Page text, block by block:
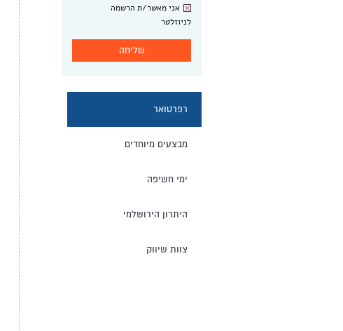
ניוזלטר
אני מאשר/ת הרשמה
לניוזלטר
רפרטואר
מבצעים מיוחדים
ימי חשיפה
היתרון הירושלמי
צוות שיווק